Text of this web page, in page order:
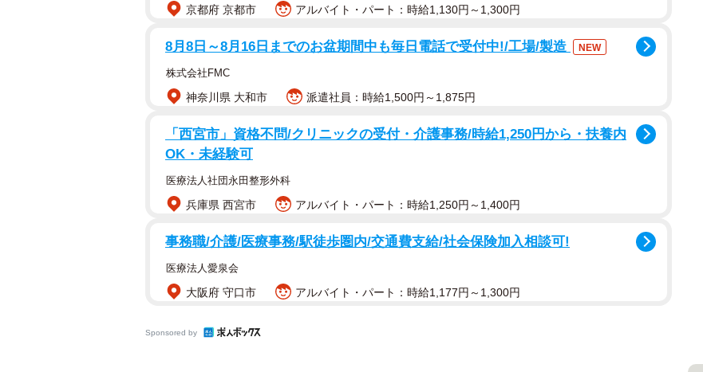
京都府 京都市 アルバイト・パート：時給1,130円～1,300円
8月8日～8月16日までのお盆期間中も毎日電話で受付中!/工場/製造 NEW
株式会社FMC
神奈川県 大和市 派遣社員：時給1,500円～1,875円
「西宮市」資格不問/クリニックの受付・介護事務/時給1,250円から・扶養内
OK・未経験可
医療法人社団永田整形外科
兵庫県 西宮市 アルバイト・パート：時給1,250円～1,400円
事務職/介護/医療事務/駅徒歩圏内/交通費支給/社会保険加入相談可!
医療法人愛泉会
大阪府 守口市 アルバイト・パート：時給1,177円～1,300円
Sponsored by